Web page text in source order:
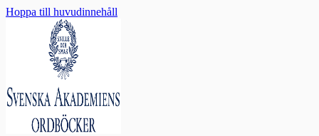
Hoppa till huvudinnehåll